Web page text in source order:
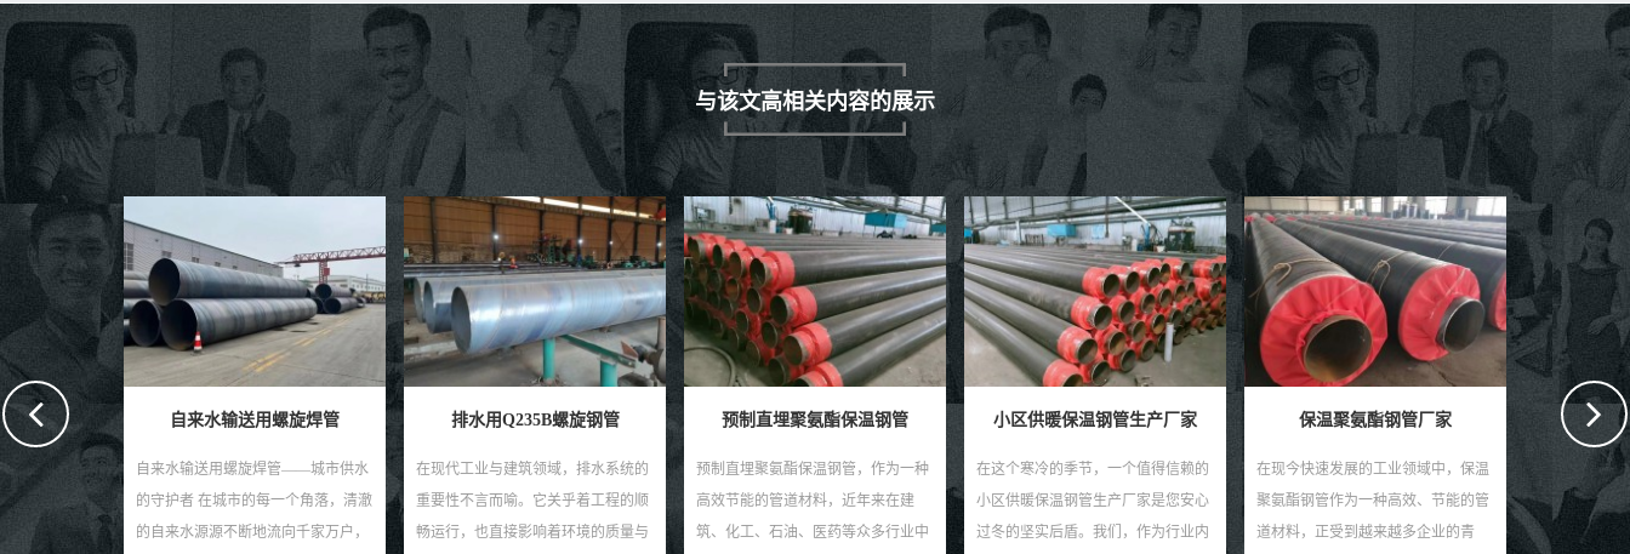
与该文高相关内容的展示
钢管
稳定供水，
，选择一种
至关重要。
自来水输送用螺旋焊管
自来水输送用螺旋焊管——城市供水
的守护者 在城市的每一个角落，清澈
的自来水源源不断地流向千家万户，
排水用Q235B螺旋钢管
在现代工业与建筑领域，排水系统的
重要性不言而喻。它关乎着工程的顺
畅运行，也直接影响着环境的质量与
预制直埋聚氨酯保温钢管
预制直埋聚氨酯保温钢管，作为一种
高效节能的管道材料，近年来在建
筑、化工、石油、医药等众多行业中
小区供暖保温钢管生产厂家
在这个寒冷的季节，一个值得信赖的
小区供暖保温钢管生产厂家是您安心
过冬的坚实后盾。我们，作为行业内
保温聚氨酯钢管厂家
在现今快速发展的工业领域中，保温
聚氨酯钢管作为一种高效、节能的管
道材料，正受到越来越多企业的青
河北
在现代工业
独特的生产
赢得了市场
要的建材，
气、化工、